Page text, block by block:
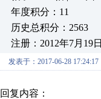
年度积分：11
历史总积分：2563
注册：2012年7月19日
发表于：2017-06-28 17:24:17
回复内容：